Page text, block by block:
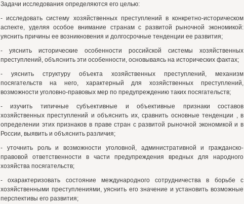
Задачи исследования определяются его целью:
- исследовать систему хозяйственных преступлений в конкретно-историческом
аспекте, уделяя особое внимание странам с развитой рыночной экономикой:
уяснить причины ее возникновения и долгосрочные тенденции ее развития;
- уяснить исторические особенности российской системы хозяйственных
преступлений, объяснить эти особенности, основываясь на исторических фактах;
- уяснить структуру объекта хозяйственных преступлений, механизм
посягательств на него, характерный для хозяйственных преступлений,
возможности уголовно-правовых мер по предупреждению таких посягательств;
- изучить типичные субъективные и объективные признаки составов
хозяйственных преступлений и объяснить их, сравнить основные тенденции , в
определении этих признаков в праве стран с развитой рыночной экономикой и в
России, выявить и объяснить различия;
- уточнить роль и возможности уголовной, административной и гражданско-
правовой ответственности в части предупреждения вредных для народного
хозяйства посягательств;
- охарактеризовать состояние международного сотрудничества в борьбе с
хозяйственными преступлениями, уяснить его значение и установить возможные
перспективы его развития;